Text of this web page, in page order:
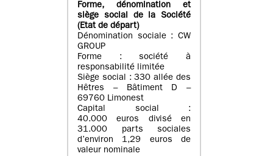
Forme, dénomination et
siège social de la Société
(Etatde départ)
Dénomination sociale : CW
GROUP
Forme : société à
responsabilité limitée
Siège social : 330 allée des
Hêtres – Bâtiment D –
69760 Limonest
Capital social :
40.000 euros divisé en
31.000 parts sociales
d’environ 1,29 euros de
valeur nominale